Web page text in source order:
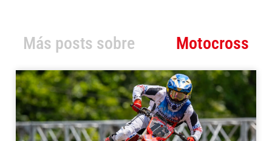
Más posts sobre Motocross